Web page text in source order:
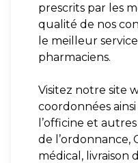
prescrits par les
qualité de nos
le meilleur
pharmaciens.
Visitez notre site
coordonnées
l’officine et
de l’ordonnance,
médical, livraison